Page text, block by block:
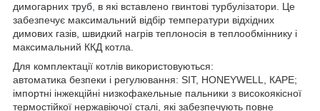
димогарних труб, в які вставлено гвинтові турбулізатори. Це
забезпечує максимальний відбір температури відхідних
димових газів, швидкий нагрів теплоносія в теплообміннику і
максимальний ККД котла.
Для комплектації котлів використовуються:
автоматика безпеки і регулювання: SIT, HONEYWELL, КАРЕ;
імпортні інжекційні низкофакельные пальники з високоякісної
термостійкої нержавіючої сталі, які забезпечують повне